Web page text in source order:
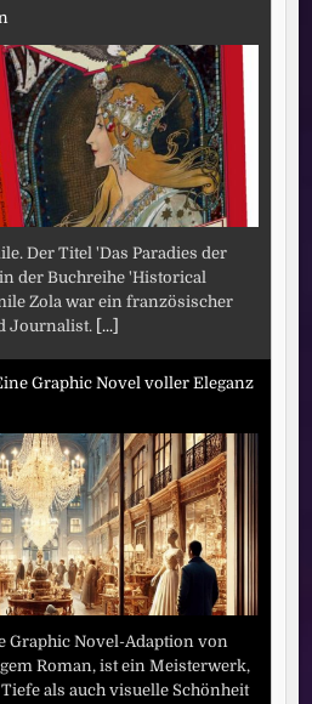
Der Titel 'Das Paradies der
der Buchreihe 'Historical
Zola war ein französischer
Journalist. [...]
Graphic Novel voller Eleganz
Graphic Novel-Adaption von
Roman, ist ein Meisterwerk,
als auch visuelle Schönheit